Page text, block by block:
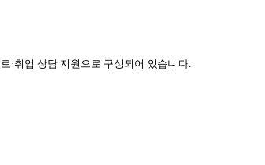
·취업 상담 지원으로 구성되어 있습니다.